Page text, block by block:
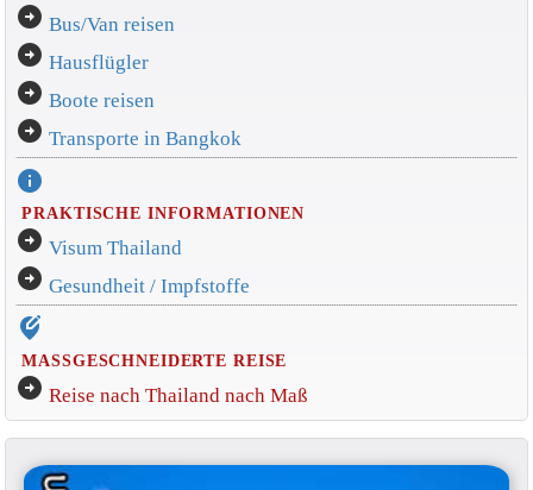
arrow_circle_right Bus/Van reisen
arrow_circle_right Hausflügler
arrow_circle_right Boote reisen
arrow_circle_right Transporte in Bangkok
info
PRAKTISCHE INFORMATIONEN
arrow_circle_right Visum Thailand
arrow_circle_right Gesundheit / Impfstoffe
edit_location_alt
MASSGESCHNEIDERTE REISE
arrow_circle_right Reise nach Thailand nach Maß